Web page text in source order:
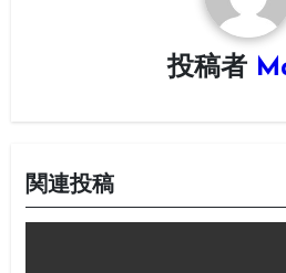
投稿者
関連投稿